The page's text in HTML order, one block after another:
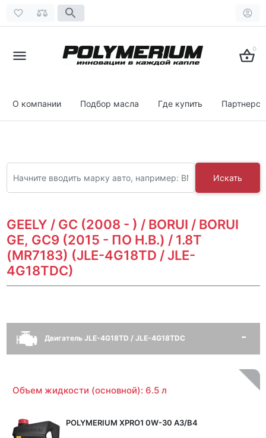
0
О компании Подбор масла Где купить
Искать
GEELY / GC (2008 - ) / BORUI / BORUI
GE, GC9 (2015 - ПО Н.В.) / 1.8T
(MR7183) (JLE-4G18TD / JLE-
4G18TDC)
Двигатель JLE-4G18TD / JLE-4G18TDC
Объем жидкости (основной): 6.5 л
POLYMERIUM XPRO1 0W-30 A3/B4